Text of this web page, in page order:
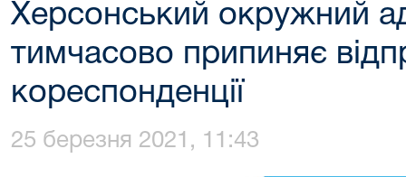
Херсонський окружний
тимчасово припиняє
кореспонденції
25 березня 2021, 11:43